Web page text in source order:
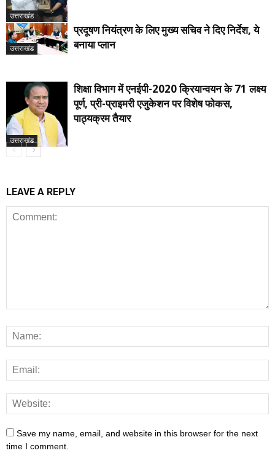
उत्तराखंड
उत्तराखंड
प्रदूषण नियंत्रण के लिए मुख्य सचिव ने दिए निर्देश, ये
बनाया प्लान
उत्तराखंड
शिक्षा विभाग में एनईपी-2020 क्रियान्वयन के 71 लक्ष्य
पूर्ण, प्री-प्राइमरी एजुकेशन पर विशेष फोकस,
पाठ्यक्रम तैयार
LEAVE A REPLY
Save my name, email, and website in this browser for the next
time I comment.